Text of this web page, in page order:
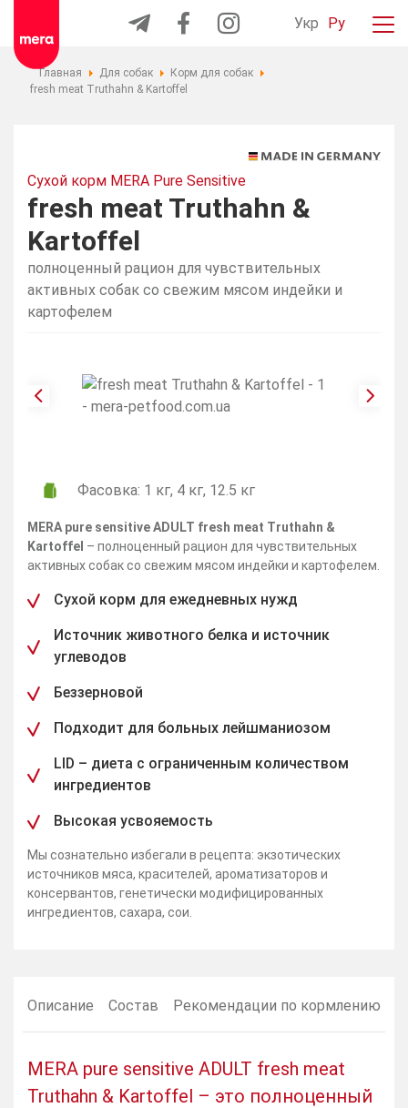
Укр Ру
Главная Для собак
Корм для собак
fresh meat Truthahn & Kartoffel
Сухой корм MERA Pure Sensitive
fresh meat Truthahn &
Kartoffel
полноценный рацион для чувствительных
активных собак со свежим мясом индейки и
картофелем
Фасовка: 1 кг, 4 кг, 12.5 кг
MERA pure sensitive ADULT fresh meat Truthahn &
Kartoffel – полноценный рацион для чувствительных
активных собак со свежим мясом индейки и картофелем.
Сухой корм для ежедневных нужд
Источник животного белка и источник
углеводов
Беззерновой
Подходит для больных лейшманиозом
LID – диета с ограниченным количеством
ингредиентов
Высокая усвояемость
Мы сознательно избегали в рецепта: экзотических
источников мяса, красителей, ароматизаторов и
консервантов, генетически модифицированных
ингредиентов, сахара, сои.
Описание Состав Рекомендации по кормлению
MERA pure sensitive ADULT fresh meat
Truthahn & Kartoffel – это полноценный